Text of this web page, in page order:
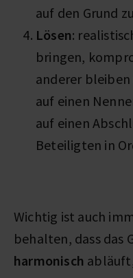
auf den Grund
Lösen:
bringen,
anderer bleiben
auf einen
auf einen
Beteiligten in
Wichtig ist auch
behalten, dass das
harmonisch